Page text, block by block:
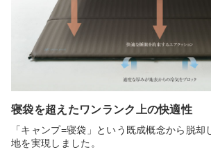
寝袋を超えたワンランク上の快適性
「キャンプ=寝袋」という既成概念から脱
地を実現しました。